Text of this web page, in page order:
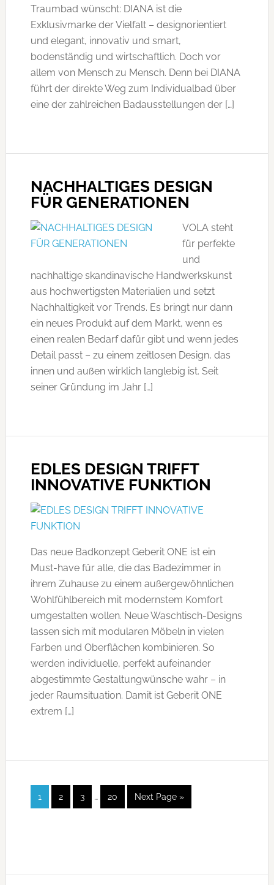
Traumbad wünscht: DIANA ist die
Exklusivmarke der Vielfalt – designorientiert
und elegant, innovativ und smart,
bodenständig und wirtschaftlich. Doch vor
allem von Mensch zu Mensch. Denn bei DIANA
führt der direkte Weg zum Individualbad über
eine der zahlreichen Badausstellungen der […]
NACHHALTIGES DESIGN
FÜR GENERATIONEN
VOLA steht
für perfekte
und
nachhaltige skandinavische Handwerkskunst
aus hochwertigsten Materialien und setzt
Nachhaltigkeit vor Trends. Es bringt nur dann
ein neues Produkt auf dem Markt, wenn es
einen realen Bedarf dafür gibt und wenn jedes
Detail passt – zu einem zeitlosen Design, das
innen und außen wirklich langlebig ist. Seit
seiner Gründung im Jahr […]
EDLES DESIGN TRIFFT
INNOVATIVE FUNKTION
Das neue Badkonzept Geberit ONE ist ein
Must-have für alle, die das Badezimmer in
ihrem Zuhause zu einem außergewöhnlichen
Wohlfühlbereich mit modernstem Komfort
umgestalten wollen. Neue Waschtisch-Designs
lassen sich mit modularen Möbeln in vielen
Farben und Oberflächen kombinieren. So
werden individuelle, perfekt aufeinander
abgestimmte Gestaltungwünsche wahr – in
jeder Raumsituation. Damit ist Geberit ONE
extrem […]
1 2 3 … 20 Next Page »